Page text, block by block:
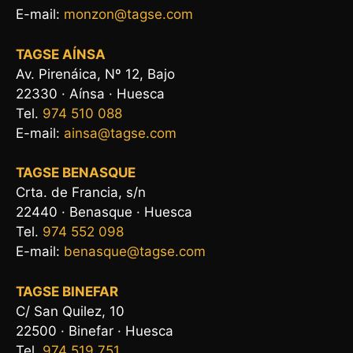
E-mail: monzon@tagse.com
TAGSE AÍNSA
Av. Pirenáica, Nº 12, Bajo
22330 · Aínsa · Huesca
Tel. 974 510 088
E-mail: ainsa@tagse.com
TAGSE BENASQUE
Crta. de Francia, s/n
22440 · Benasque · Huesca
Tel. 974 552 098
E-mail: benasque@tagse.com
TAGSE BINEFAR
C/ San Quilez, 10
22500 · Binefar · Huesca